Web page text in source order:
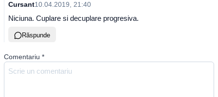
Cursant10.04.2019, 21:40
Niciuna. Cuplare si decuplare progresiva.
Răspunde
Comentariu *